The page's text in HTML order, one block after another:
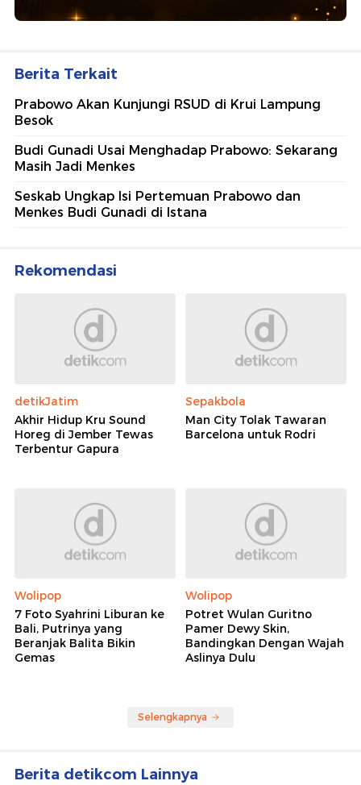
Berita Terkait
Prabowo Akan Kunjungi RSUD di Krui Lampung
Besok
Budi Gunadi Usai Menghadap Prabowo: Sekarang
Masih Jadi Menkes
Seskab Ungkap Isi Pertemuan Prabowo dan
Menkes Budi Gunadi di Istana
Rekomendasi
detikJatim
Akhir Hidup Kru Sound
Horeg di Jember Tewas
Terbentur Gapura
Sepakbola
Man City Tolak Tawaran
Barcelona untuk Rodri
Wolipop
7 Foto Syahrini Liburan ke
Bali, Putrinya yang
Beranjak Balita Bikin
Gemas
Wolipop
Potret Wulan Guritno
Pamer Dewy Skin,
Bandingkan Dengan Wajah
Aslinya Dulu
Selengkapnya
Berita detikcom Lainnya